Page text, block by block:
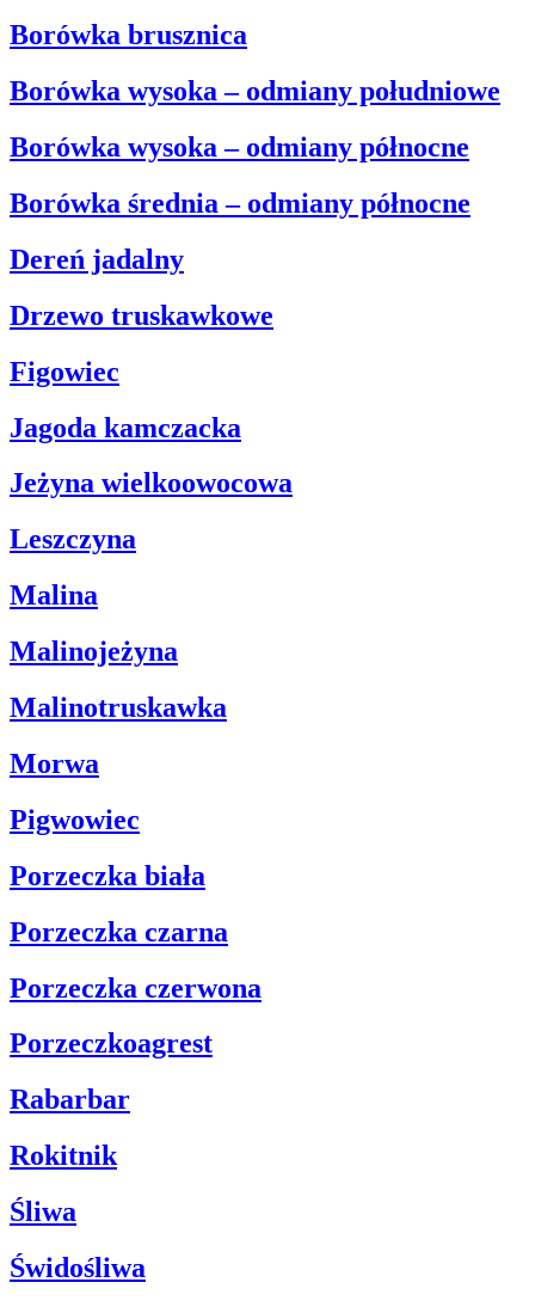
Borówka brusznica
Borówka wysoka – odmiany południowe
Borówka wysoka – odmiany północne
Borówka średnia – odmiany północne
Dereń jadalny
Drzewo truskawkowe
Figowiec
Jagoda kamczacka
Jeżyna wielkoowocowa
Leszczyna
Malina
Malinojeżyna
Malinotruskawka
Morwa
Pigwowiec
Porzeczka biała
Porzeczka czarna
Porzeczka czerwona
Porzeczkoagrest
Rabarbar
Rokitnik
Śliwa
Świdośliwa